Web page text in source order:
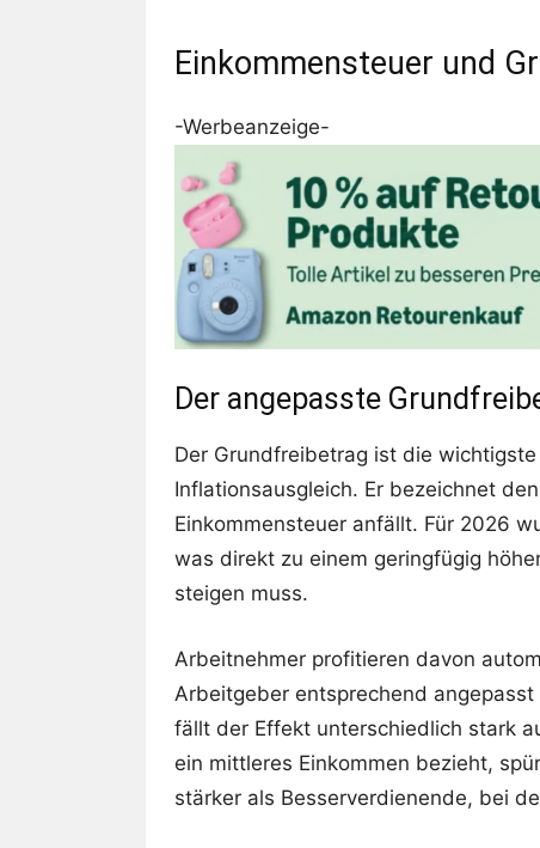
Einkommensteuer und
-Werbeanzeige-
Der angepasste
Der Grundfreibetrag ist die
Inflationsausgleich. Er bezeichnet
Einkommensteuer anfällt. Für 2026
was direkt zu einem geringfügig
steigen muss.
Arbeitnehmer profitieren davon
Arbeitgeber entsprechend
fällt der Effekt unterschiedlich stark
ein mittleres Einkommen bezieht,
stärker als Besserverdienende, bei